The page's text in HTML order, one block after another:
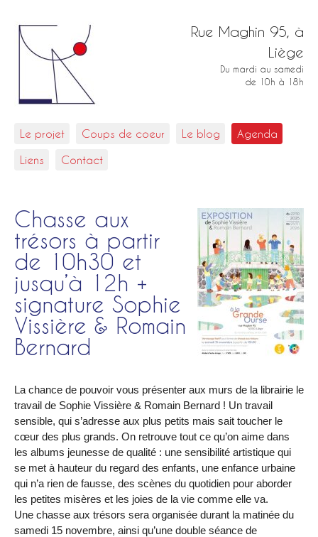
Rue Maghin 95, à
Liège
Du mardi au samedi
de 10h à 18h
Le projet Coups de coeur Le blog Agenda
Liens Contact
Chasse aux
trésors à partir
de 10h30 et
jusqu’à 12h +
signature Sophie
Vissière & Romain
Bernard
La chance de pouvoir vous présenter aux murs de la librairie le
travail de Sophie Vissière & Romain Bernard ! Un travail
sensible, qui s’adresse aux plus petits mais sait toucher le
cœur des plus grands. On retrouve tout ce qu’on aime dans
les albums jeunesse de qualité : une sensibilité artistique qui
se met à hauteur du regard des enfants, une enfance urbaine
qui n’a rien de fausse, des scènes du quotidien pour aborder
les petites misères et les joies de la vie comme elle va.
Une chasse aux trésors sera organisée durant la matinée du
samedi 15 novembre, ainsi qu’une double séance de